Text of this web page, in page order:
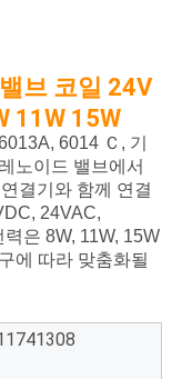
브 코일 24V
11W 15W
6014 Ｃ, 기
노이드 밸브에서
결기와 함께 연결
24VAC,
은 8W, 11W, 15W
에 따라 맞춤화될